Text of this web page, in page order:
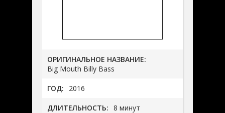
ОРИГИНАЛЬНОЕ НАЗВАНИЕ:
Big Mouth Billy Bass
ГОД: 2016
ДЛИТЕЛЬНОСТЬ: 8 минут